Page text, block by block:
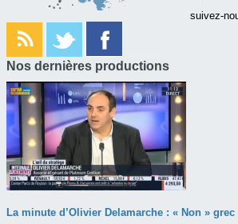
suivez-
Nos dernières productions
La minute d’Olivier Delamarche : « Non » grec